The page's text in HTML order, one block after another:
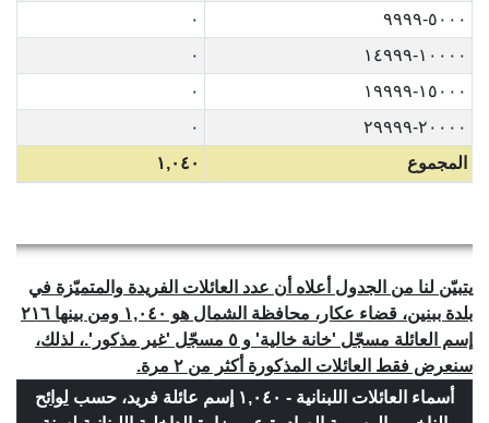
٥٠٠٠-٩٩٩٩
٠
١٠٠٠٠-١٤٩٩٩
٠
١٥٠٠٠-١٩٩٩٩
٠
٢٠٠٠٠-٢٩٩٩٩
٠
المجموع
١,٠٤٠
يتبيّن لنا من الجدول أعلاه أن عدد العائلات الفريدة والمتميّزة في
بلدة ببنين، قضاء عكار، محافظة الشمال هو ١,٠٤٠ ومن بينها ٢١٦
إسم العائلة مسجّل 'خانة خالية' و ٥ مسجّل 'غير مذكور'.، لذلك،
سنعرض فقط العائلات المذكورة أكثر من ٢ مرة.
أسماء العائلات اللبنانية - ١,٠٤٠ إسم عائلة فريد، حسب
لوائح